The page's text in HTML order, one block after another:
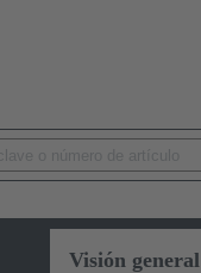
Visión general